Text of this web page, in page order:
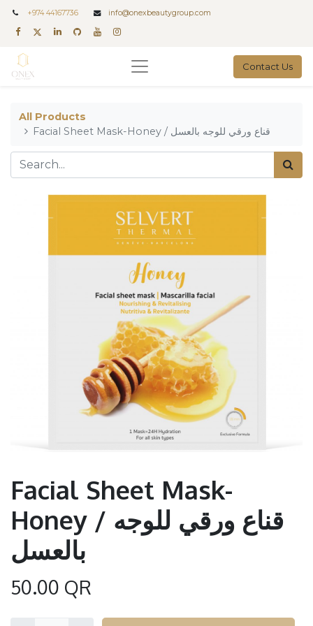
+974 44167736 info@onexbeautygroup.com
Contact Us
All Products
Facial Sheet Mask-Honey / قناع ورقي للوجه بالعسل
Facial Sheet Mask-
Honey / قناع ورقي للوجه
بالعسل
50.00 QR